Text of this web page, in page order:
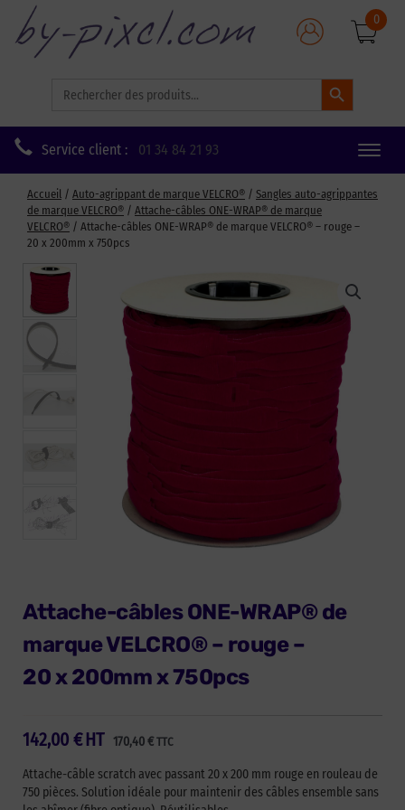
for:
Search Button
0
Service client : 01 34 84 21 93
Toggle
Accueil / Auto-agrippant de marque VELCRO® / Sangles auto-agrippantes
de marque VELCRO® / Attache-câbles ONE-WRAP® de marque
VELCRO® / Attache-câbles ONE-WRAP® de marque VELCRO® – rouge –
20 x 200mm x 750pcs
Attache-câbles ONE-WRAP® de
marque VELCRO® – rouge –
20 x 200mm x 750pcs
142,00 € 170,40€ TTC
HT
Attache-câble scratch avec passant 20 x 200 mm rouge en rouleau de
750 pièces. Solution idéale pour maintenir des câbles ensemble sans